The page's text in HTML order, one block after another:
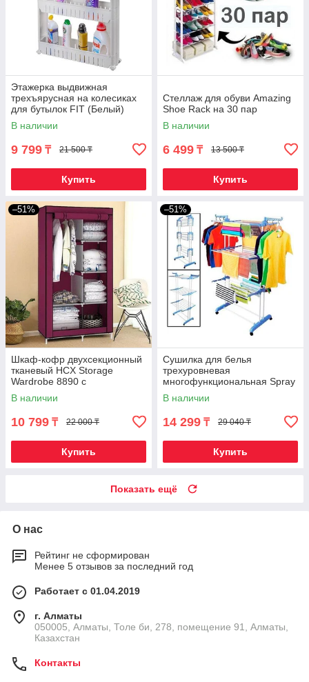
Этажерка выдвижная
трехъярусная на колесиках
для бутылок FIT (Белый)
В наличии
9 799 ₸ 21 500 ₸
Купить
Стеллаж для обуви Amazing
Shoe Rack на 30 пар
В наличии
6 499 ₸ 13 500 ₸
Купить
–51%
Шкаф-кофр двухсекционный
тканевый HCX Storage
Wardrobe 8890 с
быстросборным каркасом
(Бордовый)
В наличии
10 799 ₸ 22 000 ₸
Купить
–51%
Сушилка для белья
трехуровневая
многофункциональная Spray
painting clothes hander
В наличии
14 299 ₸ 29 040 ₸
Купить
Показать ещё
О нас
Рейтинг не сформирован
Менее 5 отзывов за последний год
Работает с 01.04.2019
г. Алматы
050005, Алматы, Толе би, 278, помещение 91, Алматы,
Казахстан
Контакты